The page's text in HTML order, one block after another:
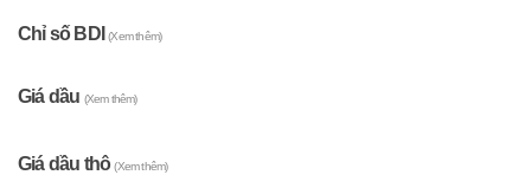
Chỉ số BDI(Xem thêm)
Giá dầu (Xem thêm)
Giá dầu thô(Xem thêm)